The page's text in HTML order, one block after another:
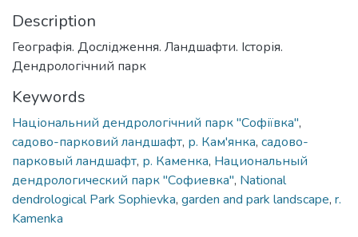
Description
Географія. Дослідження. Ландшафти. Історія.
Дендрологічний парк
Keywords
Національний дендрологічний парк "Софіївка",
садово-парковий ландшафт, р. Кам'янка, садово-
парковый ландшафт, р. Каменка, Национальный
дендрологический парк "Софиевка", National
dendrological Park Sophievka, garden and park landscape, r.
Kamenka